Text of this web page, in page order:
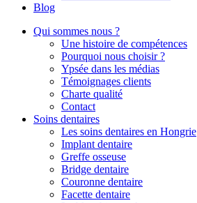
Blog
Qui sommes nous ?
Une histoire de compétences
Pourquoi nous choisir ?
Ypsée dans les médias
Témoignages clients
Charte qualité
Contact
Soins dentaires
Les soins dentaires en Hongrie
Implant dentaire
Greffe osseuse
Bridge dentaire
Couronne dentaire
Facette dentaire